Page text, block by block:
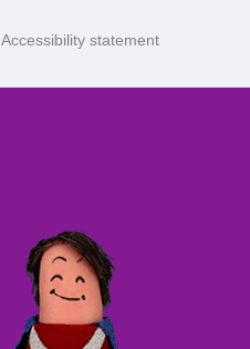
Accessibility statement